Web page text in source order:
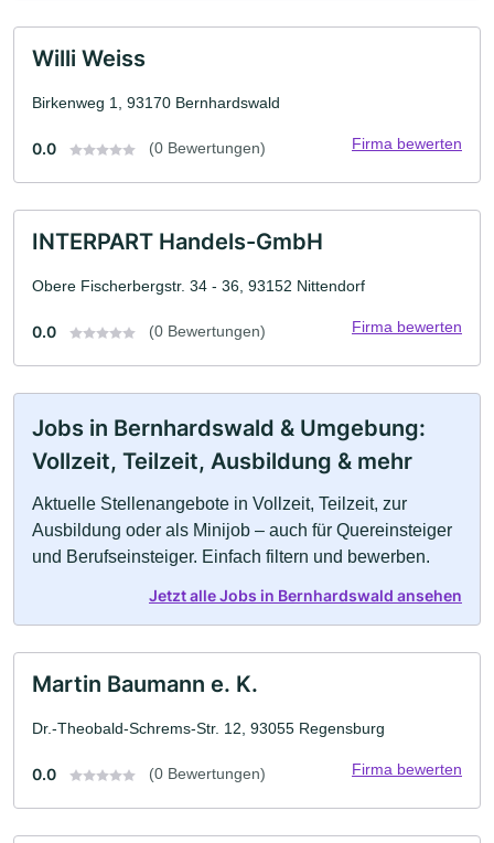
Willi Weiss
Birkenweg 1, 93170 Bernhardswald
0.0 (0 Bewertungen) Firma bewerten
INTERPART Handels-GmbH
Obere Fischerbergstr. 34 - 36, 93152 Nittendorf
0.0 (0 Bewertungen) Firma bewerten
Jobs in Bernhardswald & Umgebung:
Vollzeit, Teilzeit, Ausbildung & mehr
Aktuelle Stellenangebote in Vollzeit, Teilzeit, zur
Ausbildung oder als Minijob – auch für Quereinsteiger
und Berufseinsteiger. Einfach filtern und bewerben.
Jetzt alle Jobs in Bernhardswald ansehen
Martin Baumann e. K.
Dr.-Theobald-Schrems-Str. 12, 93055 Regensburg
0.0 (0 Bewertungen) Firma bewerten